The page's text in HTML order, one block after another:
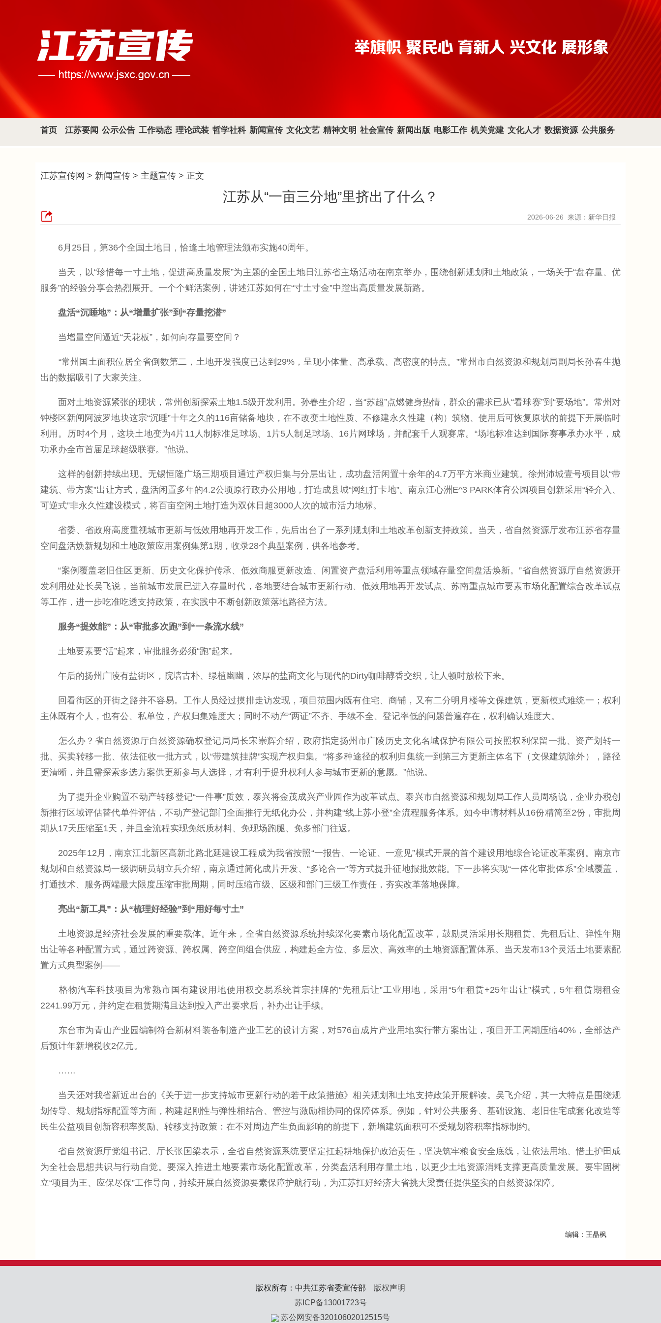
首页 江苏要闻 公示公告 工作动态 理论武装 哲学社科 新闻宣传 文化文艺 精神文明 社会宣传 新闻出版 电影工作 机关党建 文化人才 数据资源 公共服务
江苏宣传网 > 新闻宣传 > 主题宣传 > 正文
江苏从“一亩三分地”里挤出了什么？
2026-06-26 来源：新华日报
6月25日，第36个全国土地日，恰逢土地管理法颁布实施40周年。
当天，以“珍惜每一寸土地，促进高质量发展”为主题的全国土地日江苏省主场活动在南京举办，围绕创新规划和土地政策，一场关于“盘存量、优
服务”的经验分享会热烈展开。一个个鲜活案例，讲述江苏如何在“寸土寸金”中蹚出高质量发展新路。
盘活“沉睡地”：从“增量扩张”到“存量挖潜”
当增量空间逼近“天花板”，如何向存量要空间？
“常州国土面积位居全省倒数第二，土地开发强度已达到29%，呈现小体量、高承载、高密度的特点。”常州市自然资源和规划局副局长孙春生抛
出的数据吸引了大家关注。
面对土地资源紧张的现状，常州创新探索土地1.5级开发利用。孙春生介绍，当“苏超”点燃健身热情，群众的需求已从“看球赛”到“要场地”。常州对
钟楼区新闸阿波罗地块这宗“沉睡”十年之久的116亩储备地块，在不改变土地性质、不修建永久性建（构）筑物、使用后可恢复原状的前提下开展临时
利用。历时4个月，这块土地变为4片11人制标准足球场、1片5人制足球场、16片网球场，并配套千人观赛席。“场地标准达到国际赛事承办水平，成
功承办全市首届足球超级联赛。”他说。
这样的创新持续出现。无锡恒隆广场三期项目通过产权归集与分层出让，成功盘活闲置十余年的4.7万平方米商业建筑。徐州沛城壹号项目以“带
建筑、带方案”出让方式，盘活闲置多年的4.2公顷原行政办公用地，打造成县城“网红打卡地”。南京江心洲E^3 PARK体育公园项目创新采用“轻介入、
可逆式”非永久性建设模式，将百亩空闲土地打造为双休日超3000人次的城市活力地标。
省委、省政府高度重视城市更新与低效用地再开发工作，先后出台了一系列规划和土地改革创新支持政策。当天，省自然资源厅发布江苏省存量
空间盘活焕新规划和土地政策应用案例集第1期，收录28个典型案例，供各地参考。
“案例覆盖老旧住区更新、历史文化保护传承、低效商服更新改造、闲置资产盘活利用等重点领域存量空间盘活焕新。”省自然资源厅自然资源开
发利用处处长吴飞说，当前城市发展已进入存量时代，各地要结合城市更新行动、低效用地再开发试点、苏南重点城市要素市场化配置综合改革试点
等工作，进一步吃准吃透支持政策，在实践中不断创新政策落地路径方法。
服务“提效能”：从“审批多次跑”到“一条流水线”
土地要素要“活”起来，审批服务必须“跑”起来。
午后的扬州广陵有盐街区，院墙古朴、绿植幽幽，浓厚的盐商文化与现代的Dirty咖啡醇香交织，让人顿时放松下来。
回看街区的开街之路并不容易。工作人员经过摸排走访发现，项目范围内既有住宅、商铺，又有二分明月楼等文保建筑，更新模式难统一；权利
主体既有个人，也有公、私单位，产权归集难度大；同时不动产“两证”不齐、手续不全、登记率低的问题普遍存在，权利确认难度大。
怎么办？省自然资源厅自然资源确权登记局局长宋崇辉介绍，政府指定扬州市广陵历史文化名城保护有限公司按照权利保留一批、资产划转一
批、买卖转移一批、依法征收一批方式，以“带建筑挂牌”实现产权归集。“将多种途径的权利归集统一到第三方更新主体名下（文保建筑除外），路径
更清晰，并且需探索多选方案供更新参与人选择，才有利于提升权利人参与城市更新的意愿。”他说。
为了提升企业购置不动产转移登记“一件事”质效，泰兴将金茂成兴产业园作为改革试点。泰兴市自然资源和规划局工作人员周杨说，企业办税创
新推行区域评估替代单件评估，不动产登记部门全面推行无纸化办公，并构建“线上苏小登”全流程服务体系。如今申请材料从16份精简至2份，审批周
期从17天压缩至1天，并且全流程实现免纸质材料、免现场跑腿、免多部门往返。
2025年12月，南京江北新区高新北路北延建设工程成为我省按照“一报告、一论证、一意见”模式开展的首个建设用地综合论证改革案例。南京市
规划和自然资源局一级调研员胡立兵介绍，南京通过简化成片开发、“多论合一”等方式提升征地报批效能。下一步将实现“一体化审批体系”全域覆盖，
打通技术、服务两端最大限度压缩审批周期，同时压缩市级、区级和部门三级工作责任，夯实改革落地保障。
亮出“新工具”：从“梳理好经验”到“用好每寸土”
土地资源是经济社会发展的重要载体。近年来，全省自然资源系统持续深化要素市场化配置改革，鼓励灵活采用长期租赁、先租后让、弹性年期
出让等各种配置方式，通过跨资源、跨权属、跨空间组合供应，构建起全方位、多层次、高效率的土地资源配置体系。当天发布13个灵活土地要素配
置方式典型案例——
格物汽车科技项目为常熟市国有建设用地使用权交易系统首宗挂牌的“先租后让”工业用地，采用“5年租赁+25年出让”模式，5年租赁期租金
2241.99万元，并约定在租赁期满且达到投入产出要求后，补办出让手续。
东台市为青山产业园编制符合新材料装备制造产业工艺的设计方案，对576亩成片产业用地实行带方案出让，项目开工周期压缩40%，全部达产
后预计年新增税收2亿元。
……
当天还对我省新近出台的《关于进一步支持城市更新行动的若干政策措施》相关规划和土地支持政策开展解读。吴飞介绍，其一大特点是围绕规
划传导、规划指标配置等方面，构建起刚性与弹性相结合、管控与激励相协同的保障体系。例如，针对公共服务、基础设施、老旧住宅成套化改造等
民生公益项目创新容积率奖励、转移支持政策：在不对周边产生负面影响的前提下，新增建筑面积可不受规划容积率指标制约。
省自然资源厅党组书记、厅长张国梁表示，全省自然资源系统要坚定扛起耕地保护政治责任，坚决筑牢粮食安全底线，让依法用地、惜土护田成
为全社会思想共识与行动自觉。要深入推进土地要素市场化配置改革，分类盘活利用存量土地，以更少土地资源消耗支撑更高质量发展。要牢固树
立“项目为王、应保尽保”工作导向，持续开展自然资源要素保障护航行动，为江苏扛好经济大省挑大梁责任提供坚实的自然资源保障。
编辑：王晶枫
版权所有：中共江苏省委宣传部 版权声明
苏ICP备13001723号
苏公网安备32010602012515号